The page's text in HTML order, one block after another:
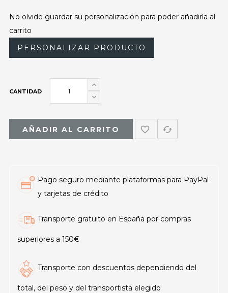
No olvide guardar su personalización para poder añadirla al
carrito
PERSONALIZAR PRODUCTO
CANTIDAD
AÑADIR AL CARRITO favorite_border cached
Pago seguro mediante plataformas para PayPal
y tarjetas de crédito
Transporte gratuito en España por compras
superiores a 150€
Transporte con descuentos dependiendo del
total, del peso y del transportista elegido